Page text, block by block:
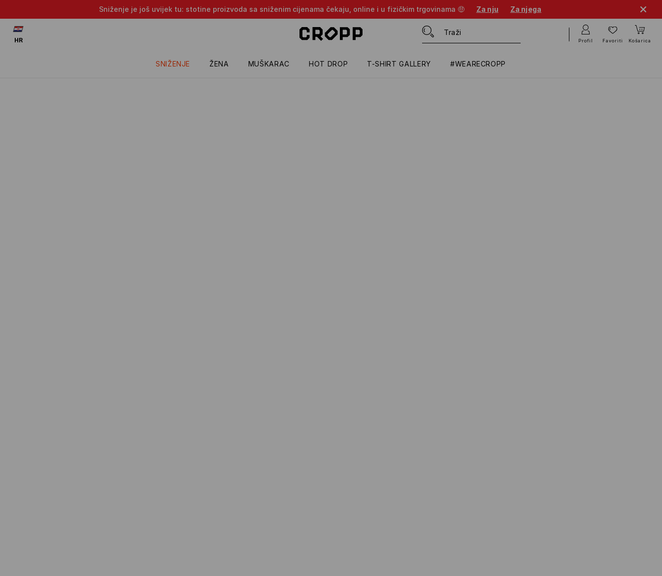
Sniženje je još uvijek tu: stotine proizvoda sa sniženim cijenama čekaju, online i u fizičkim trgovinama 🤑 Za nju Za njega
SNIŽENJE ŽENA MUŠKARAC HOT DROP T-SHIRT GALLERY #WEARECROPP
HR Profil Favoriti Košarica